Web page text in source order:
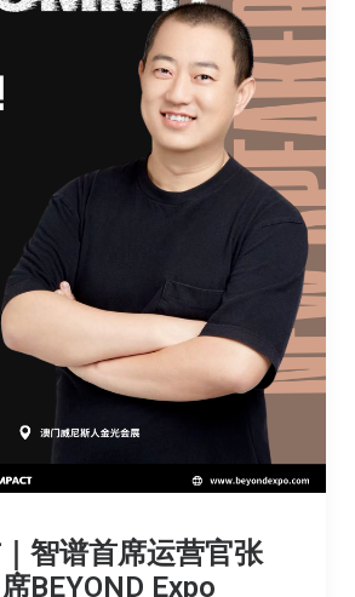
智谱首席运营官张
BEYOND Expo